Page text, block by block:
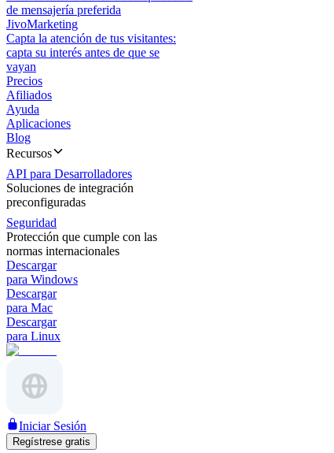
de mensajería preferida
JivoMarketing
Capta la atención de tus visitantes:
capta su interés antes de que se
vayan
Precios
Afiliados
Ayuda
Aplicaciones
Blog
Recursos
API para Desarrolladores
Soluciones de integración
preconfiguradas
Seguridad
Protección que cumple con las
normas internacionales
Descargar
para Windows
Descargar
para Mac
Descargar
para Linux
Iniciar Sesión
Regístrese gratis